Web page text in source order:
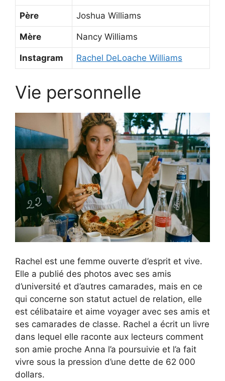
Père Joshua Williams
Mère Nancy Williams
Instagram Rachel DeLoache Williams
Vie personnelle
Rachel est une femme ouverte d’esprit et vive.
Elle a publié des photos avec ses amis
d’université et d’autres camarades, mais en ce
qui concerne son statut actuel de relation, elle
est célibataire et aime voyager avec ses amis et
ses camarades de classe. Rachel a écrit un livre
dans lequel elle raconte aux lecteurs comment
son amie proche Anna l’a poursuivie et l’a fait
vivre sous la pression d’une dette de 62 000
dollars.